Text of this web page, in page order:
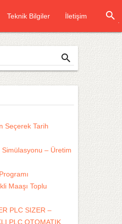
Teknik Bilgiler İletişim search
search
Seçerek Tarih
– Üretim
Maaşı Toplu
PLC SIZER –
PLC OTOMATIK